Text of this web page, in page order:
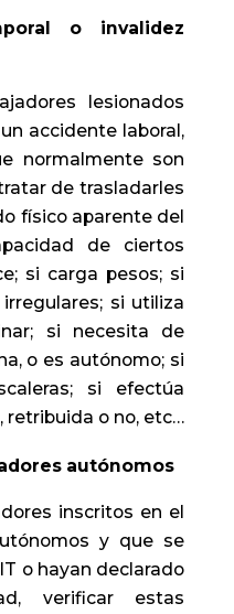
o invalidez
lesionados
accidente laboral,
normalmente son
de trasladarles
físico aparente del
de ciertos
si carga pesos; si
si utiliza
si necesita de
o es autónomo; si
si efectúa
retribuida o no, etc…
autónomos
inscritos en el
y que se
o hayan declarado
verificar estas